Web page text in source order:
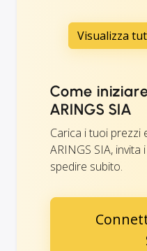
Visualizza
Come
ARINGS SIA
Carica i tuoi prezzi
ARINGS SIA,
spedire subito.